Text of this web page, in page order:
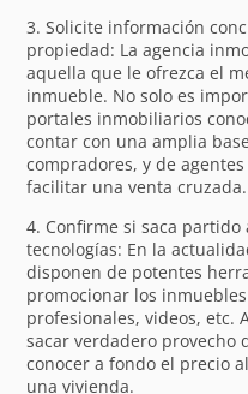
3. Solicite información
propiedad: La agencia
aquella que le ofrezca el
inmueble. No solo es
portales inmobiliarios
contar con una amplia
compradores, y de
facilitar una venta cruzada.
4. Confirme si saca
tecnologías: En la
disponen de potentes
promocionar los
profesionales, videos, etc.
sacar verdadero provecho
conocer a fondo el precio
una vivienda.